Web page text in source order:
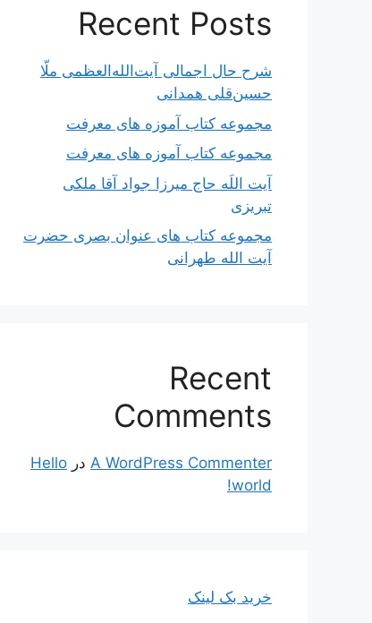
Recent Posts
شرح حال اجمالی آیت‌الله‌العظمی ملّا
حسین‌قلی همدانی
مجموعه کتاب آموزه های معرفت
مجموعه کتاب آموزه های معرفت
آیت اللَه حاج میرزا جواد آقا ملکی
تبریزی
مجموعه کتاب های عنوان بصری حضرت
آیت الله طهرانی
Recent
Comments
A WordPress Commenter در Hello
world!
خرید بک لینک